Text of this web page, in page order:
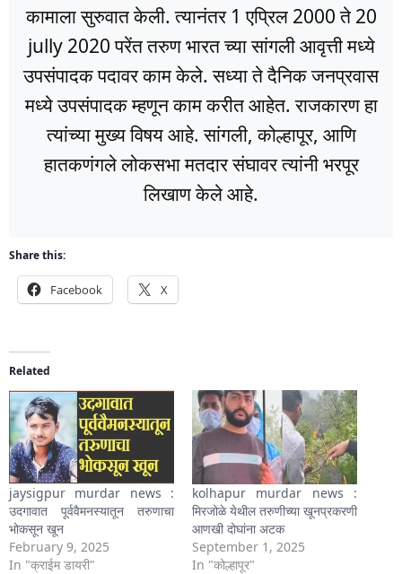
कामाला सुरुवात केली. त्यानंतर 1 एप्रिल 2000 ते 20
jully 2020 परेंत तरुण भारत च्या सांगली आवृत्ती मध्ये
उपसंपादक पदावर काम केले. सध्या ते दैनिक जनप्रवास
मध्ये उपसंपादक म्हणून काम करीत आहेत. राजकारण हा
त्यांच्या मुख्य विषय आहे. सांगली, कोल्हापूर, आणि
हातकणंगले लोकसभा मतदार संघावर त्यांनी भरपूर
लिखाण केले आहे.
Share this:
Facebook X
Related
jaysigpur murdar news :
उदगावात पूर्ववैमनस्यातून तरुणाचा
भोकसून खून
February 9, 2025
In "क्राईम डायरी"
kolhapur murdar news :
मिरजोळे येथील तरुणीच्या खूनप्रकरणी
आणखी दोघांना अटक
September 1, 2025
In "कोल्हापूर"